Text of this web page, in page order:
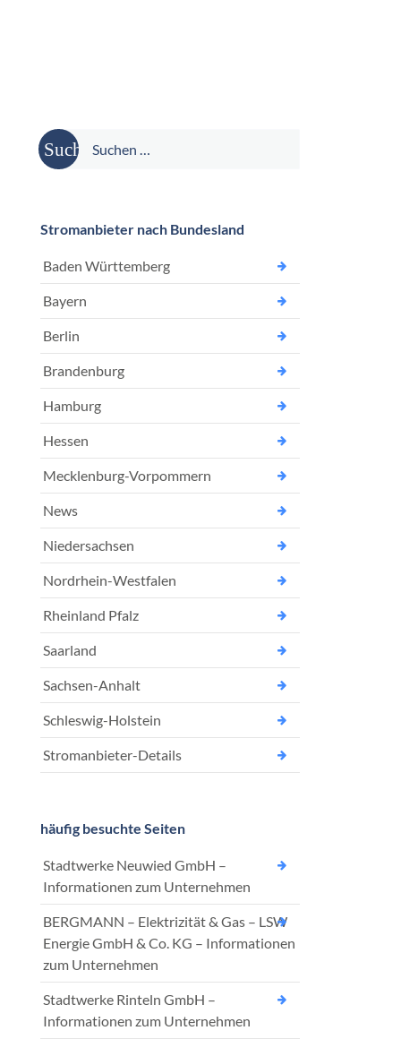
Suche
nach:
Stromanbieter nach Bundesland
Baden Württemberg
Bayern
Berlin
Brandenburg
Hamburg
Hessen
Mecklenburg-Vorpommern
News
Niedersachsen
Nordrhein-Westfalen
Rheinland Pfalz
Saarland
Sachsen-Anhalt
Schleswig-Holstein
Stromanbieter-Details
häufig besuchte Seiten
Stadtwerke Neuwied GmbH –
Informationen zum Unternehmen
BERGMANN – Elektrizität & Gas – LSW
Energie GmbH & Co. KG – Informationen
zum Unternehmen
Stadtwerke Rinteln GmbH –
Informationen zum Unternehmen